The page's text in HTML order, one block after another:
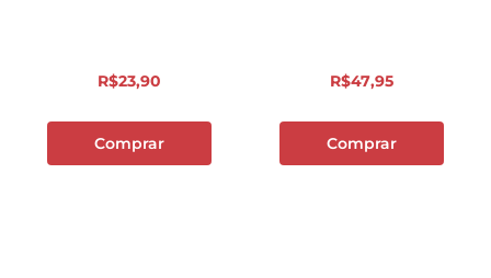
R$23,90
Comprar
R$47,95
Comprar